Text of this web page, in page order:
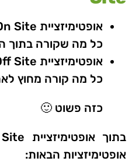
כל מה שקורה בתוך
כל מה קורה מחוץ
כזה פשוט 🙂
אופטימיזציות הבאות: